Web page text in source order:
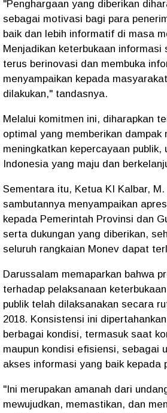
"​Penghargaan yang diberikan
sebagai motivasi bagi para
baik dan lebih informatif di masa
Menjadikan keterbukaan informasi
​terus berinovasi dan membuka
menyampaikan kepada
dilakukan," tandasnya.
​Melalui komitmen ini, diharapkan
optimal yang memberikan dampak
meningkatkan kepercayaan publik,
Indonesia yang maju dan
Sementara itu, ​Ketua KI Kalbar,
sambutannya menyampaikan
kepada Pemerintah Provinsi dan
serta dukungan yang diberikan,
seluruh rangkaian Monev dapat
​Darussalam memaparkan bahwa
terhadap pelaksanaan
publik telah dilaksanakan secara
2018. Konsistensi ini
berbagai kondisi, termasuk saat
maupun kondisi efisiensi, sebagai
akses informasi yang baik kepada
​"Ini merupakan amanah dari
mewujudkan, memastikan, dan